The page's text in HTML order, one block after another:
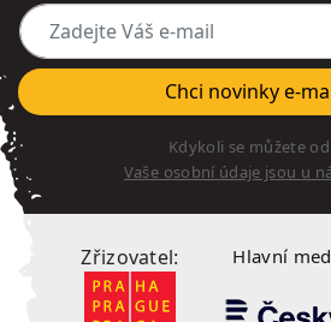
Zadejte Váš e-mail
Chci novinky e-
Kdykoli se můžete
Vaše osobní údaje jsou u
Zřizovatel: Hlavní